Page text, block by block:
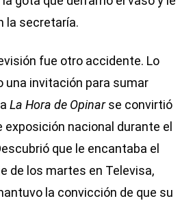
la secretaría.
fue otro accidente. Lo
una invitación para sumar
La Hora de Opinarse convirtió
exposición nacional durante el
que le encantaba el
de los martes en Televisa,
la convicción de que su